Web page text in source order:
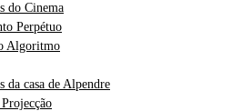
do Cinema
Perpétuo
Algoritmo
da casa de Alpendre